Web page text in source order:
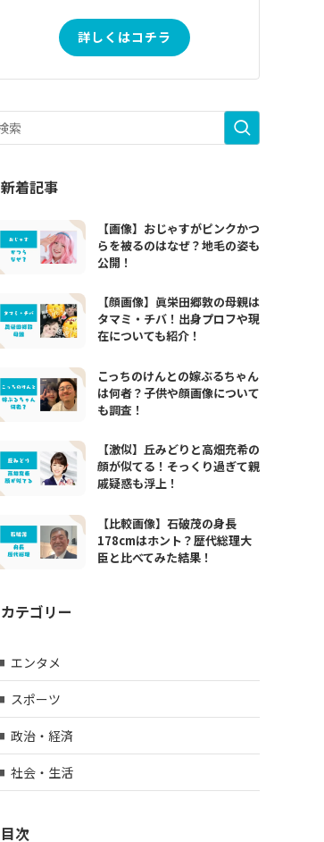
詳しくはコチラ
新着記事
【画像】おじゃすがピンクかつ
らを被るのはなぜ？地毛の姿も
公開！
【顔画像】眞栄田郷敦の母親は
タマミ・チバ！出身プロフや現
在についても紹介！
こっちのけんとの嫁ぶるちゃん
は何者？子供や顔画像について
も調査！
【激似】丘みどりと高畑充希の
顔が似てる！そっくり過ぎて親
戚疑惑も浮上！
【比較画像】石破茂の身長
178cmはホント？歴代総理大
臣と比べてみた結果！
カテゴリー
エンタメ
スポーツ
政治・経済
社会・生活
目次